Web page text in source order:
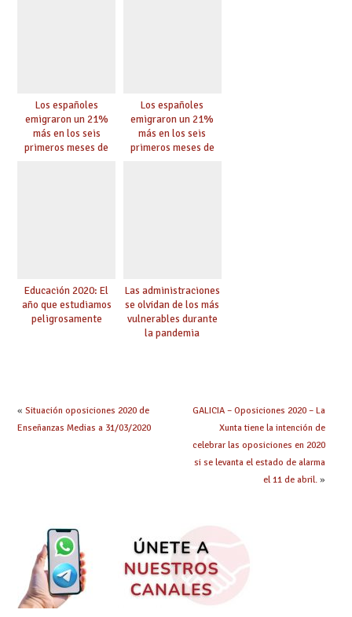
Los españoles
emigraron un 21%
más en los seis
primeros meses de
Los españoles
emigraron un 21%
más en los seis
primeros meses de
Educación 2020: El
año que estudiamos
peligrosamente
Las administraciones
se olvidan de los más
vulnerables durante
la pandemia
« Situación oposiciones 2020 de
Enseñanzas Medias a 31/03/2020
GALICIA – Oposiciones 2020 – La
Xunta tiene la intención de
celebrar las oposiciones en 2020
si se levanta el estado de alarma
el 11 de abril.»